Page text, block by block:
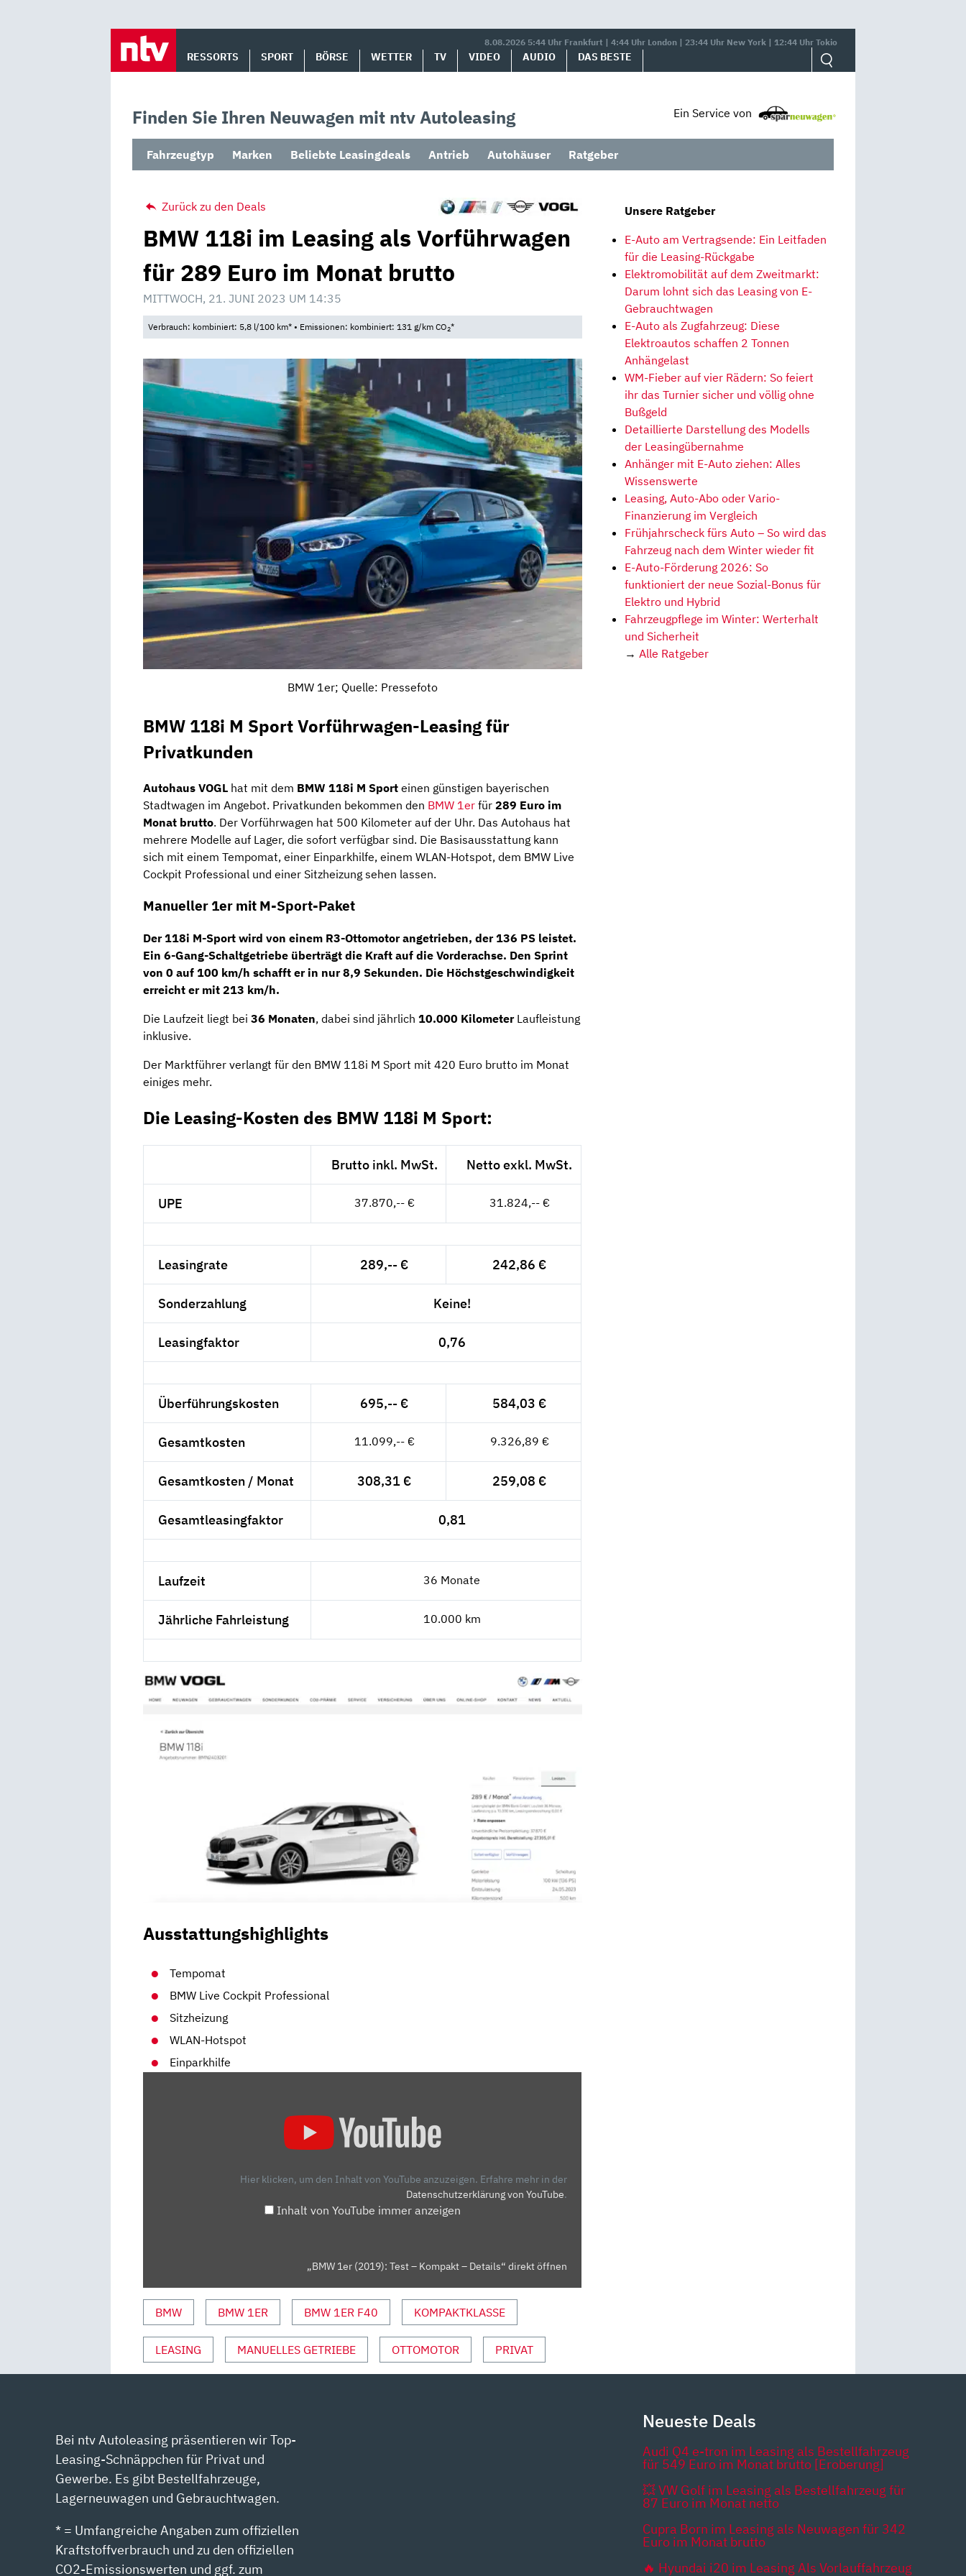
8.08.2026 5:44 Uhr Frankfurt | 4:44 Uhr London | 23:44 Uhr New York | 12:44 Uhr Tokio
RESSORTS SPORT BÖRSE WETTER TV VIDEO AUDIO DAS BESTE
Finden Sie Ihren Neuwagen mit ntv Autoleasing Ein Service von
Fahrzeugtyp Marken Beliebte Leasingdeals Antrieb Autohäuser Ratgeber
Zurück zu den Deals
BMW 118i im Leasing als Vorführwagen
für 289 Euro im Monat brutto
MITTWOCH, 21. JUNI 2023 UM 14:35
Verbrauch: kombiniert: 5,8 l/100 km* • Emissionen: kombiniert: 131 g/km CO2*
BMW 1er; Quelle: Pressefoto
BMW 118i M Sport Vorführwagen-Leasing für
Privatkunden
Autohaus VOGL hat mit dem BMW 118i M Sport einen günstigen bayerischen
Stadtwagen im Angebot. Privatkunden bekommen den BMW 1er für 289 Euro im
Monat brutto. Der Vorführwagen hat 500 Kilometer auf der Uhr. Das Autohaus hat
mehrere Modelle auf Lager, die sofort verfügbar sind. Die Basisausstattung kann
sich mit einem Tempomat, einer Einparkhilfe, einem WLAN-Hotspot, dem BMW Live
Cockpit Professional und einer Sitzheizung sehen lassen.
Manueller 1er mit M-Sport-Paket
Der 118i M-Sport wird von einem R3-Ottomotorangetrieben, der136 PS leistet.
Ein 6-Gang-Schaltgetriebe überträgt die Kraft auf die Vorderachse. Den Sprint
von 0 auf 100 km/h schafft er in nur8,9 Sekunden. Die Höchstgeschwindigkeit
erreicht er mit 213 km/h.
Die Laufzeit liegt bei 36 Monaten, dabei sind jährlich 10.000 KilometerLaufleistung
inklusive.
Der Marktführer verlangt für den BMW 118i M Sport mit 420 Euro brutto im Monat
einiges mehr.
Die Leasing-Kosten des BMW 118i M Sport:
Brutto inkl. MwSt. Netto exkl. MwSt.
UPE 37.870,-- € 31.824,-- €
Leasingrate 289,-- € 242,86 €
Sonderzahlung Keine!
Leasingfaktor 0,76
Überführungskosten 695,-- € 584,03 €
Gesamtkosten 11.099,-- € 9.326,89 €
Gesamtkosten / Monat 308,31 € 259,08 €
Gesamtleasingfaktor 0,81
Laufzeit 36 Monate
Jährliche Fahrleistung 10.000 km
Ausstattungshighlights
Tempomat
BMW Live Cockpit Professional
Sitzheizung
WLAN-Hotspot
Einparkhilfe
Hier klicken, um den Inhalt von YouTube anzuzeigen. Erfahre mehr in der
Datenschutzerklärung von YouTube.
Inhalt von YouTube immer anzeigen
„BMW 1er (2019): Test – Kompakt – Details“ direkt öffnen
BMW BMW 1ER BMW 1ER F40 KOMPAKTKLASSE
LEASING MANUELLES GETRIEBE OTTOMOTOR PRIVAT
Unsere Ratgeber
E-Auto am Vertragsende: Ein Leitfaden
für die Leasing-Rückgabe
Elektromobilität auf dem Zweitmarkt:
Darum lohnt sich das Leasing von E-
Gebrauchtwagen
E-Auto als Zugfahrzeug: Diese
Elektroautos schaffen 2 Tonnen
Anhängelast
WM-Fieber auf vier Rädern: So feiert
ihr das Turnier sicher und völlig ohne
Bußgeld
Detaillierte Darstellung des Modells
der Leasingübernahme
Anhänger mit E-Auto ziehen: Alles
Wissenswerte
Leasing, Auto-Abo oder Vario-
Finanzierung im Vergleich
Frühjahrscheck fürs Auto – So wird das
Fahrzeug nach dem Winter wieder fit
E-Auto-Förderung 2026: So
funktioniert der neue Sozial-Bonus für
Elektro und Hybrid
Fahrzeugpflege im Winter: Werterhalt
und Sicherheit
→ Alle Ratgeber
Bei ntv Autoleasing präsentieren wir Top-
Leasing-Schnäppchen für Privat und
Gewerbe. Es gibt Bestellfahrzeuge,
Lagerneuwagen und Gebrauchtwagen.
* = Umfangreiche Angaben zum offiziellen
Kraftstoffverbrauch und zu den offiziellen
CO2-Emissionswerten und ggf. zum
Neueste Deals
Audi Q4 e-tron im Leasing als Bestellfahrzeug
für 549 Euro im Monat brutto [Eroberung]
💥 VW Golf im Leasing als Bestellfahrzeug für
87 Euro im Monat netto
Cupra Born im Leasing als Neuwagen für 342
Euro im Monat brutto
🔥 Hyundai i20 im Leasing Als Vorlauffahrzeug